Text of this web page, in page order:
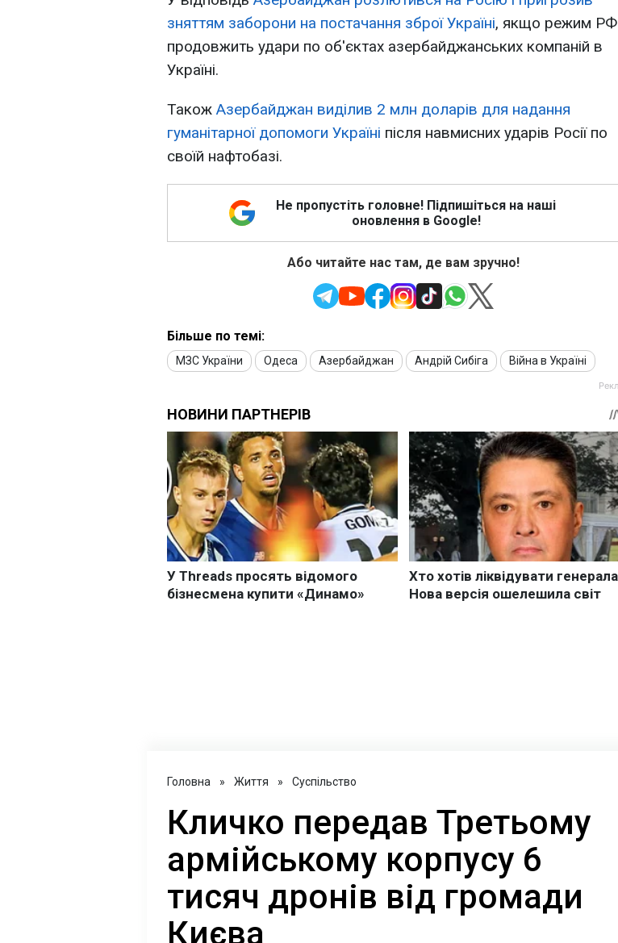
зняттям заборони на постачання зброї Україні, якщо режим РФ
продовжить удари по об'єктах азербайджанських компаній в
Україні.
Також Азербайджан виділив 2 млн доларів для надання
гуманітарної допомоги Україні після навмисних ударів Росії по
своїй нафтобазі.
Не пропустіть головне! Підпишіться на наші
оновлення в Google!
Або читайте нас там, де вам зручно!
Більше по темі:
МЗС України Одеса Азербайджан Андрій Сибіга Війна в Україні
Головна » Життя » Суспільство
Кличко передав Третьому
армійському корпусу 6
тисяч дронів від громади
Києва